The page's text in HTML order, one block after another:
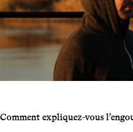
Comment expliquez-vous